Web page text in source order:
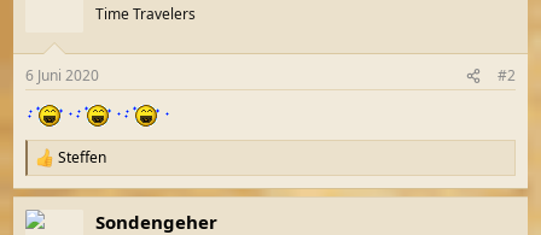
e
n
Time Travelers
6 Juni 2020 #2
R
e
a
k
Steffen
Sondengeher